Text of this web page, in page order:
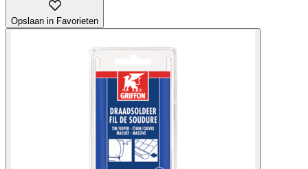
Opslaan in Favorieten